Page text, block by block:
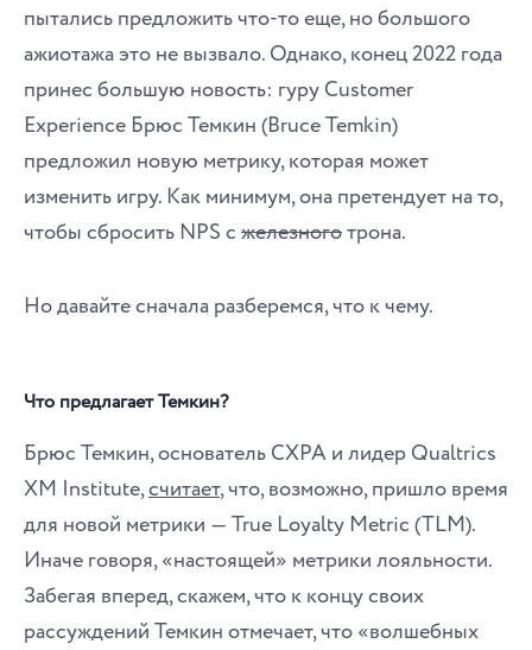
пытались предложить что-то еще, но большого
ажиотажа это не вызвало. Однако, конец 2022 года
принес большую новость: гуру Customer
Experience Брюс Темкин (Bruce Temkin)
предложил новую метрику, которая может
изменить игру. Как минимум, она претендует на то,
чтобы сбросить NPS сжелезноготрона.
Но давайте сначала разберемся, что к чему.
Что предлагает Темкин?
Брюс Темкин, основатель CXPA и лидер Qualtrics
XM Institute,считает, что, возможно, пришло время
для новой метрики ― True Loyalty Metric (TLM).
Иначе говоря, «настоящей» метрики лояльности.
Забегая вперед, скажем, что к концу своих
рассуждений Темкин отмечает, что «волшебных